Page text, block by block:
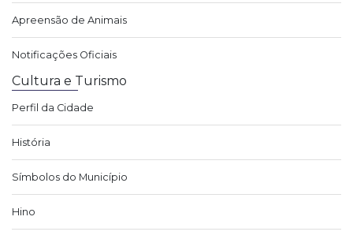
Apreensão de Animais
Notificações Oficiais
Cultura e Turismo
Perfil da Cidade
História
Símbolos do Município
Hino